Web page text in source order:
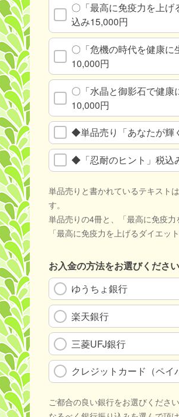
〇「最高に免疫力を上
込み15,000円
〇「危機の時代を健康
10,000円
〇「水晶と御影石で健
10,000円
◆単品売り「あなたが輝
◆「忍耐のヒント」税込
単品売りと書かれているテキスト
す。
単品売りの4冊と、「最高に免疫力
「最高に免疫力を上げるダイエッ
お入金の方法をお選びください
ゆうちょ銀行
楽天銀行
三菱UFJ銀行
クレジットカード（ペイ
ご都合の良い銀行をお選びください